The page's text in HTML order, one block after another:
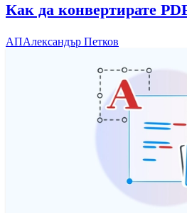
Как да конвертирате
АПАлександър Петков